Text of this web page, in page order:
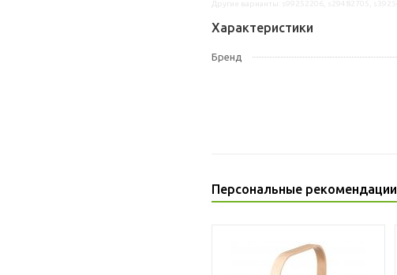
Характеристики
Бренд
Персональные рекомендации